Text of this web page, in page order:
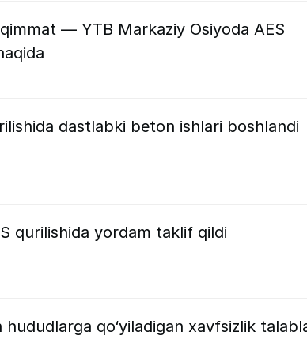
— YTB Markaziy Osiyoda AES
dastlabki beton ishlari boshlandi
qurilishida yordam taklif qildi
hududlarga qo‘yiladigan xavfsizlik